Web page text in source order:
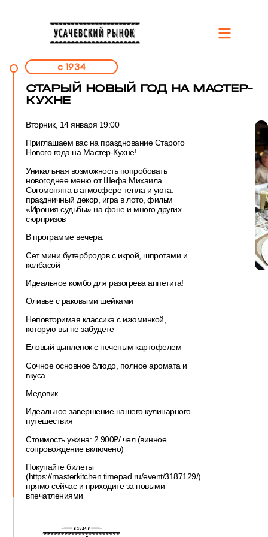
c 1934
СТАРЫЙ НОВЫЙ ГОД НА МАСТЕР-
КУХНЕ
Вторник, 14 января 19:00
Приглашаем вас на празднование Старого
Нового года на Мастер-Кухне!
Уникальная возможность попробовать
новогоднее меню от Шефа Михаила
Согомоняна в атмосфере тепла и уюта:
праздничный декор, игра в лото, фильм
«Ирония судьбы» на фоне и много других
сюрпризов
В программе вечера:
Сет мини бутербродов с икрой, шпротами и
колбасой
Идеальное комбо для разогрева аппетита!
Оливье с раковыми шейками
Неповторимая классика с изюминкой,
которую вы не забудете
Еловый цыпленок с печеным картофелем
Сочное основное блюдо, полное аромата и
вкуса
Медовик
Идеальное завершение нашего кулинарного
путешествия
Стоимость ужина: 2 900₽/ чел (винное
сопровождение включено)
Покупайте билеты
(https://masterkitchen.timepad.ru/event/3187129/)
прямо сейчас и приходите за новыми
впечатлениями